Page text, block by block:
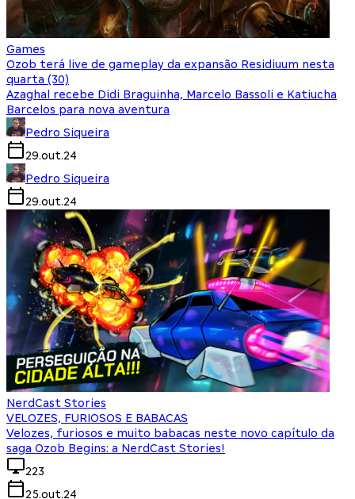
Games
Ozob terá live de gameplay da expansão Residiuum nesta
quarta (30)
Azaghal recebe Didi Braguinha, Marcelo Bassoli e Katiucha
Barcelos para nova aventura
Pedro Siqueira
29.out.24
Pedro Siqueira
29.out.24
NerdCast Stories
VELOZES, FURIOSOS E BABACAS
Velozes, furiosos e muito babacas neste novo capítulo da
saga Ozob Begins: a NerdCast Stories!
223
25.out.24